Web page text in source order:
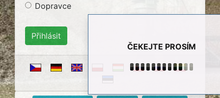
ČEKEJTE PROSÍM
Dopravce